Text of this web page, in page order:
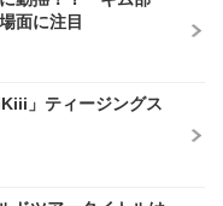
面に注目
」ティージングス